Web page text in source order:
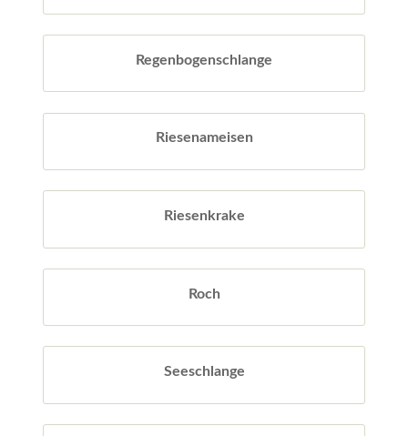
Regenbogenschlange
Riesenameisen
Riesenkrake
Roch
Seeschlange